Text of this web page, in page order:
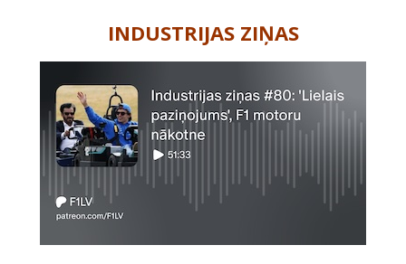
INDUSTRIJAS ZIŅAS